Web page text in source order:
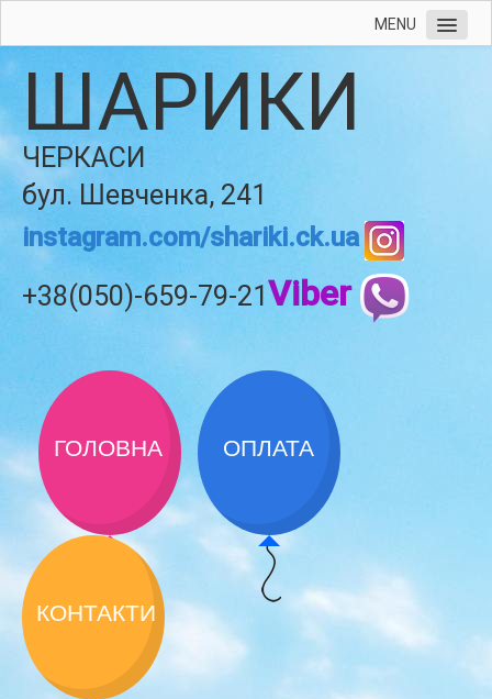
MENU
ШАРИКИ
ЧЕРКАСИ
бул. Шевченка, 241
instagram.com/shariki.ck.ua
+38(050)-659-79-21Viber
ГОЛОВНА ОПЛАТА
КОНТАКТИ